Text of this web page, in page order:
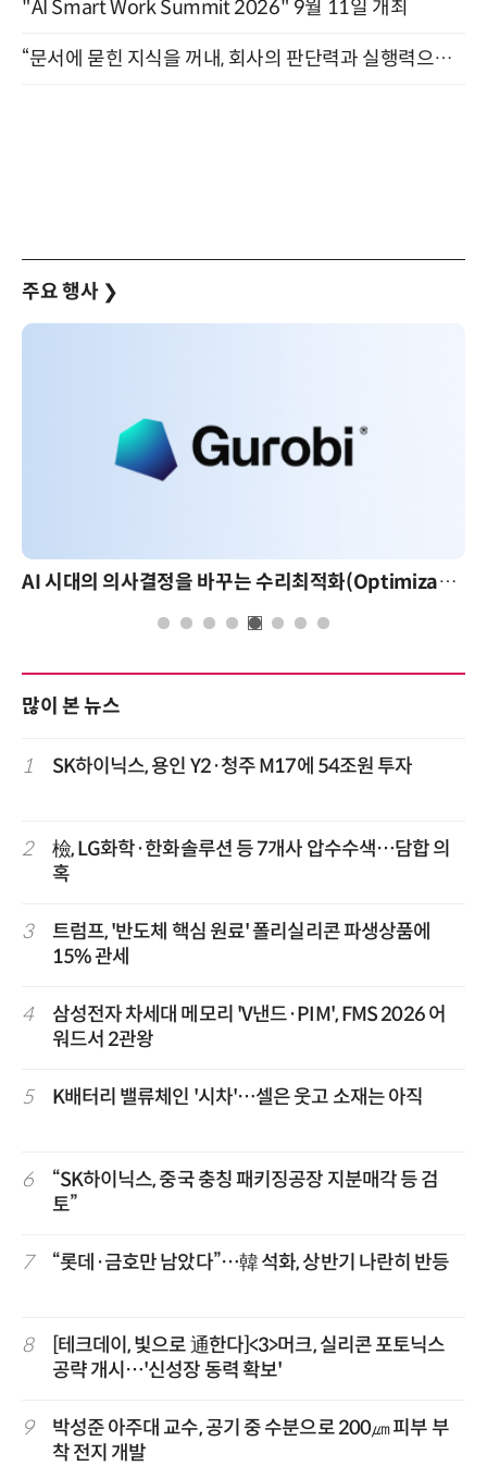
"AI Smart Work Summit 2026" 9월 11일 개최
“문서에 묻힌 지식을 꺼내, 회사의 판단력과 실행력으로 바꾸다” (8/20)
주요 행사 ❯
AI 시대의 의사결정을 바꾸는 수리최적화(Optimization): 실제 산업 적용 사례와 활용 전략
많이 본 뉴스
1 SK하이닉스, 용인 Y2·청주 M17에 54조원 투자
2
檢, LG화학·한화솔루션 등 7개사 압수수색…담합 의
혹
3
트럼프, '반도체 핵심 원료' 폴리실리콘 파생상품에
15% 관세
4
삼성전자 차세대 메모리 'V낸드·PIM', FMS 2026 어
워드서 2관왕
5 K배터리 밸류체인 '시차'…셀은 웃고 소재는 아직
6
“SK하이닉스, 중국 충칭 패키징공장 지분매각 등 검
토”
7 “롯데·금호만 남았다”…韓 석화, 상반기 나란히 반등
8
[테크데이, 빛으로 通한다]<3>머크, 실리콘 포토닉스
공략 개시…'신성장 동력 확보'
9
박성준 아주대 교수, 공기 중 수분으로 200㎛ 피부 부
착 전지 개발